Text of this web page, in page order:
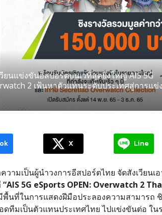
ยนแข่งขันอีสปอร์ตบนเวทีสุดยิ่งใหญ่ AIS 5G
2 เฟ้นหาตัวแทนระดับประเทศสู่การแข่
X Line
วามเป็นผู้นำวงการอีสปอร์ตไทย จัดสังเวียนเ
“AIS 5G eSports OPEN: Overwatch 2
พื้นที่ในการแสดงฝีมือประลองความสามารถ
ทีมเป็นตัวแทนประเทศไทย ไปแข่งขันต่อ ใน